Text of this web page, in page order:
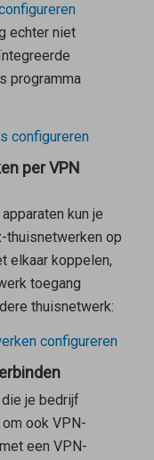
echter niet
programma
configureren
per VPN
kun je
thuisnetwerken op
elkaar koppelen,
toegang
thuisnetwerk:
configureren
je bedrijf
ook VPN-
een VPN-